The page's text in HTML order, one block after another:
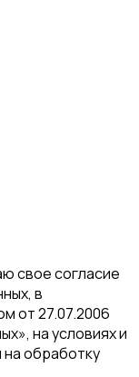
свое согласие
в
от 27.07.2006
на условиях и
обработку